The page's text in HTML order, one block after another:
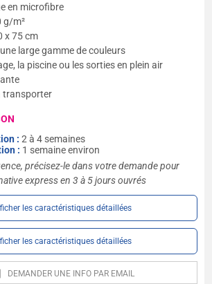
en microfibre
g/m²
x 75 cm
large gamme de couleurs
la piscine ou les sorties en plein air
transporter
:2 à 4 semaines
: 1 semaine environ
précisez-le dans votre demande pour
express en 3 à 5 jours ouvrés
les caractéristiques détaillées
les caractéristiques détaillées
DEMANDER UNE INFO PAR EMAIL